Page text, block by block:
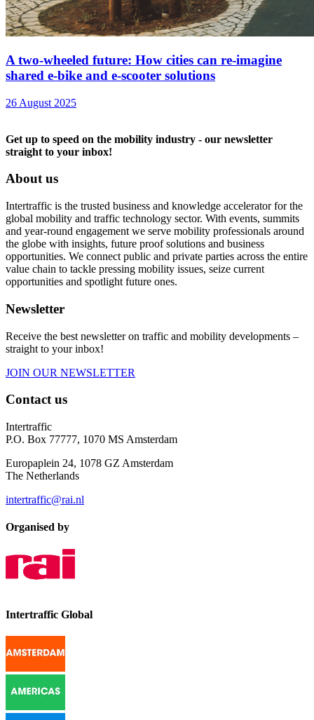
A two-wheeled future: How cities can re-imagine
shared e-bike and e-scooter solutions
26 August 2025
Get up to speed on the mobility industry - our newsletter
straight to your inbox!
About us
Intertraffic is the trusted business and knowledge accelerator for the
global mobility and traffic technology sector. With events, summits
and year-round engagement we serve mobility professionals around
the globe with insights, future proof solutions and business
opportunities. We connect public and private parties across the entire
value chain to tackle pressing mobility issues, seize current
opportunities and spotlight future ones.
Newsletter
Receive the best newsletter on traffic and mobility developments –
straight to your inbox!
JOIN OUR NEWSLETTER
Contact us
Intertraffic
P.O. Box 77777, 1070 MS Amsterdam
Europaplein 24, 1078 GZ Amsterdam
The Netherlands
intertraffic@rai.nl
Organised by
Intertraffic Global